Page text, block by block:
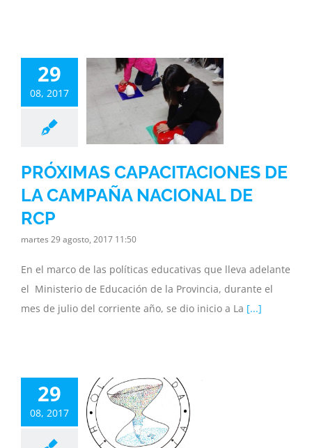
29
08, 2017
CAMPAÑA
DE
Noticias
Subsecretaria
PRÓXIMAS CAPACITACIONES DE
LA CAMPAÑA NACIONAL DE
RCP
martes 29 agosto, 2017 11:50
En el marco de las políticas educativas que lleva adelante
el Ministerio de Educación de la Provincia, durante el
mes de julio del corriente año, se dio inicio a La [...]
29
08, 2017
SE